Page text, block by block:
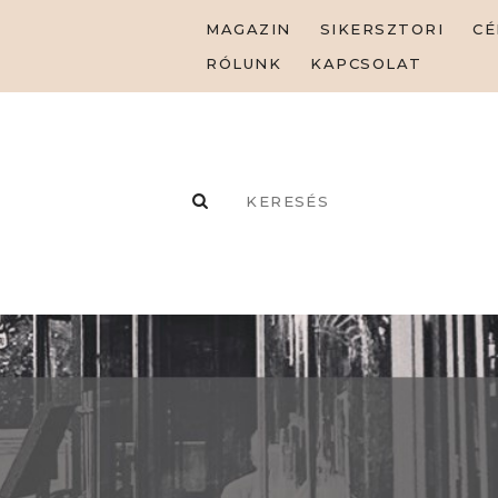
MAGAZIN SIKERSZTORI
RÓLUNK
KAPCSOLAT